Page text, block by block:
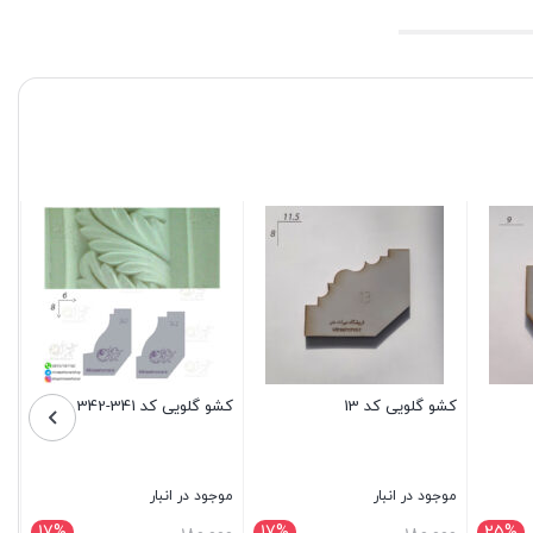
کشو گلویی کد 13
موجود در انبار
کشو گلویی کد 341-342
موجود در انبار